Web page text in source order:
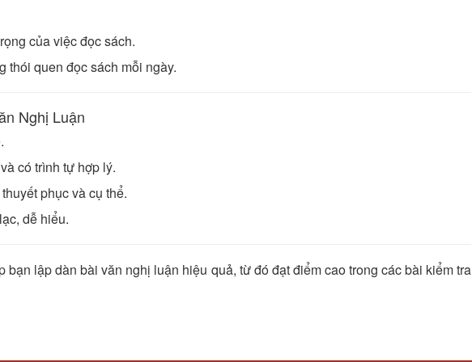
của việc đọc sách.
thói quen đọc sách mỗi ngày.
Nghị Luận
có trình tự hợp lý.
phục và cụ thể.
dễ hiểu.
bạn lập dàn bài văn nghị luận hiệu quả, từ đó đạt điểm cao trong các bài kiểm tra